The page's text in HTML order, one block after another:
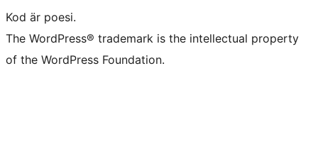
Kod är poesi.
The WordPress® trademark is the intellectual property
of the WordPress Foundation.